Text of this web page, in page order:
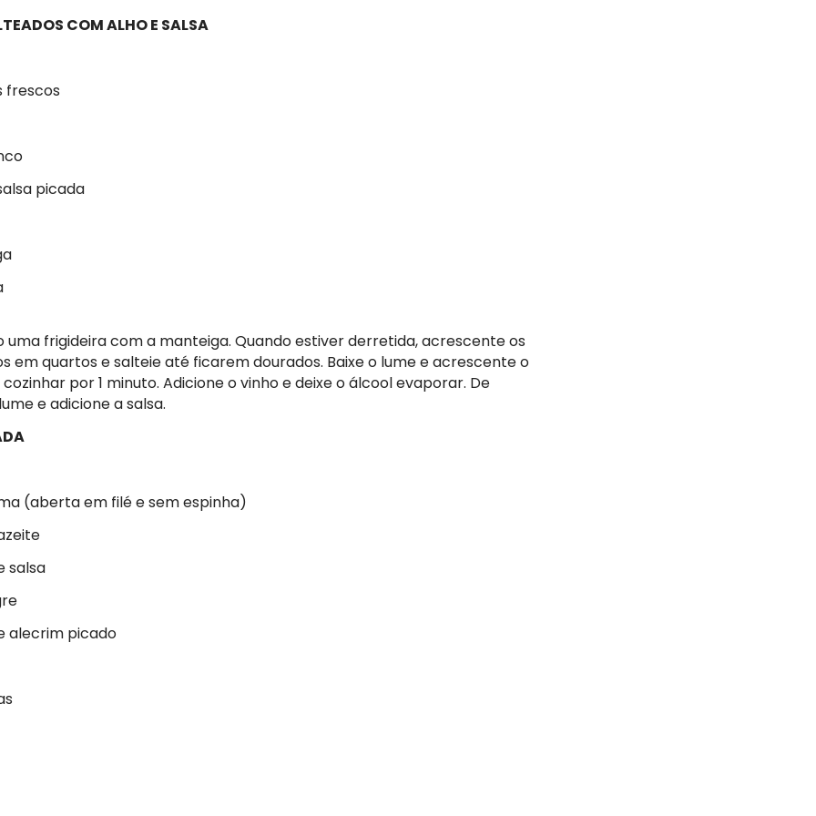
COM ALHO E SALSA
frescos
picada
uma frigideira com a manteiga. Quando estiver derretida, acrescente os
em quartos e salteie até ficarem dourados. Baixe o lume e acrescente o
por 1 minuto. Adicione o vinho e deixe o álcool evaporar. De
e adicione a salsa.
(aberta em filé e sem espinha)
salsa
alecrim picado